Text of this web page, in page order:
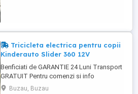
Tricicleta electrica pentru copii
Kinderauto Slider 360 12V
Benficiati de GARANTIE 24 Luni Transport
GRATUIT Pentru comenzi si info
contactati-ne Tricicleta electrica pentru
Buzau, Buzau